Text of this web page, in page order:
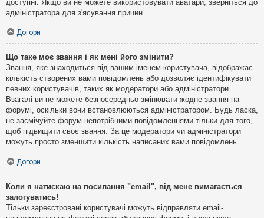
доступні. Якщо ви не можете використовувати аватари, зверніться до
адміністратора для з'ясування причин.
Догори
Що таке моє звання і як мені його змінити?
Звання, яке знаходиться під вашим іменем користувача, відображає
кількість створених вами повідомлень або дозволяє ідентифікувати
певних користувачів, таких як модератори або адміністратори.
Взагалі ви не можете безпосередньо змінювати жодне звання на
форумі, оскільки вони встановлюються адміністратором. Будь ласка,
не засмічуйте форум непотрібними повідомленнями тільки для того,
щоб підвищити своє звання. За це модератори чи адміністратори
можуть просто зменшити кількість написаних вами повідомлень.
Догори
Коли я натискаю на посилання "email", від мене вимагається
залогуватись!
Тільки зареєстровані користувачі можуть відправляти email-